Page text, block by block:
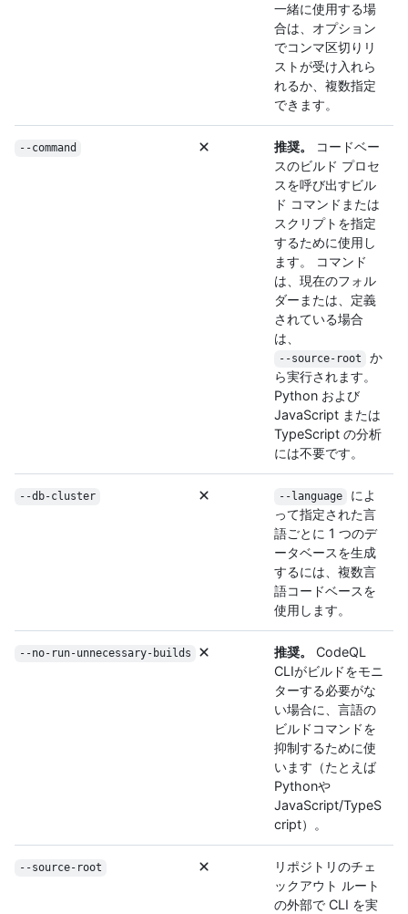
一緒に使用する場
合は、オプション
でコンマ区切りリ
ストが受け入れら
れるか、複数指定
できます。
--command 推奨。
コードベー
スのビルド プロセ
スを呼び出すビル
ド コマンドまたは
スクリプトを指定
するために使用し
ます。 コマンド
は、現在のフォル
ダーまたは、定義
されている場合
は、
--source-root
か
ら実行されます。
Python および
JavaScript または
TypeScript の分析
には不要です。
--db-cluster --language
によ
って指定された言
語ごとに 1 つのデ
ータベースを生成
するには、複数言
語コードベースを
使用します。
--no-run-unnecessary-builds 推奨。
CodeQL
CLIがビルドをモニ
ターする必要がな
い場合に、言語の
ビルドコマンドを
抑制するために使
います（たとえば
Pythonや
JavaScript/TypeS
cript）。
--source-root
リポジトリのチェ
ックアウト ルート
の外部で CLI を実